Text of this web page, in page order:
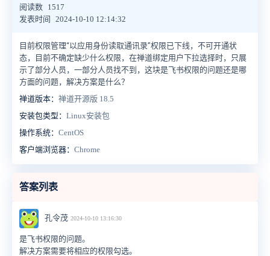
阅读数 1517
发表时间
2024-10-10 12:14:32
目前权限管理“以应用身份读取通讯录”权限已下线，不可开通状
态，目前不确定缺少什么权限，在禅道绑定用户下拉选择时，只展
示了部分人员，一部分人员找不到，这块是飞书权限的问题还是哪
方面的问题，解决方案是什么？
禅道版本： 禅道开源版 18.5
安装包类型： Linux安装包
操作系统： CentOS
客户端浏览器： Chrome
答案列表
孔令茂 2024-10-10 13:16:30
是飞书权限的问题。
解决方案需要将相应的权限勾选。